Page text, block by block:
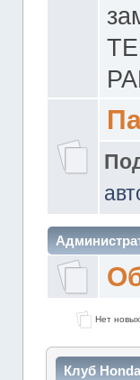
Нет
Клуб